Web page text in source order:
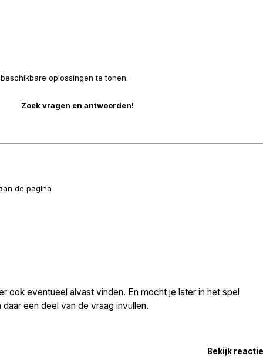
oplossingen te tonen.
de pagina
ook eventueel alvast vinden. En mocht je later in het spel
een deel van de vraag invullen.
Bekijk